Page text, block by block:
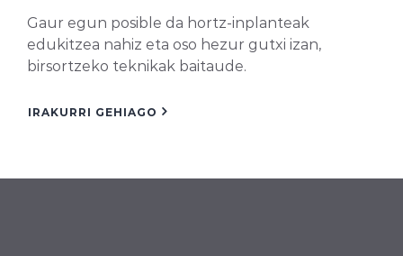
Gaur egun posible da hortz-inplanteak
edukitzea nahiz eta oso hezur gutxi izan,
birsortzeko teknikak baitaude.
IRAKURRI GEHIAGO